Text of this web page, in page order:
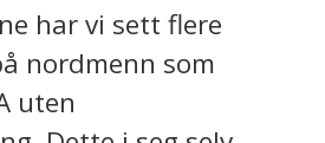
har vi sett flere
nordmenn som
uten